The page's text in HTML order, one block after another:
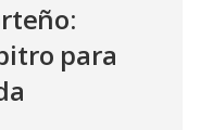
para